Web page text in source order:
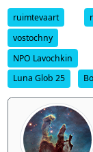
ruimtevaart
vostochny
NPO Lavochkin
Luna Glob 25